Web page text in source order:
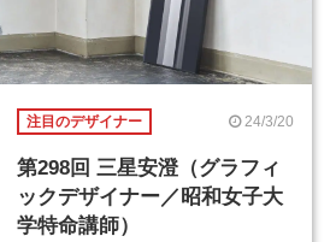
注目のデザイナー 24/3/20
第298回 三星安澄（グラフィ
ックデザイナー／昭和女子大
学特命講師）